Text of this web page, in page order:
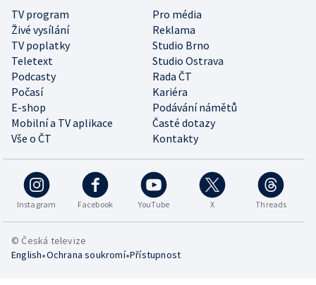
TV program
Pro média
Živé vysílání
Reklama
TV poplatky
Studio Brno
Teletext
Studio Ostrava
Podcasty
Rada ČT
Počasí
Kariéra
E-shop
Podávání námětů
Mobilní a TV aplikace
Časté dotazy
Vše o ČT
Kontakty
Instagram Facebook YouTube X Threads
© Česká televize
English•Ochrana soukromí•Přístupnost